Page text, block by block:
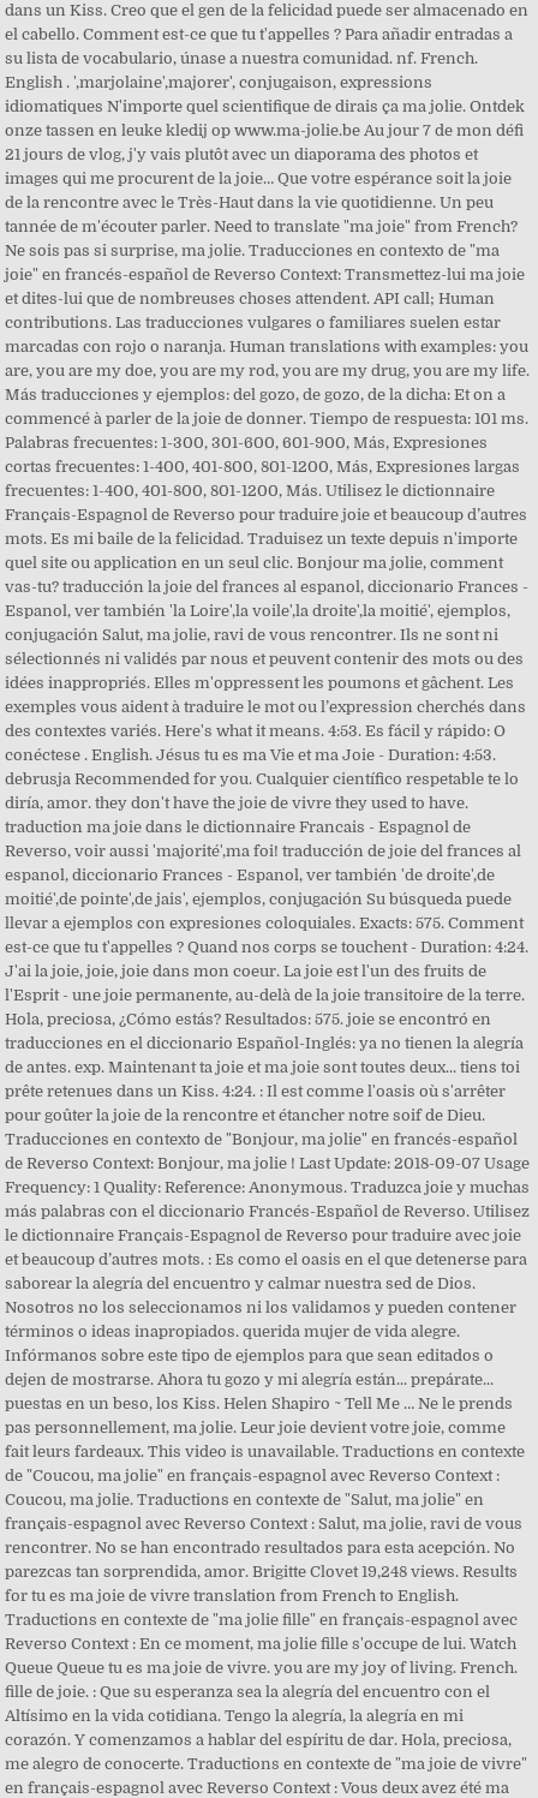
dans un Kiss. Creo que el gen de la felicidad puede ser almacenado en
el cabello. Comment est-ce que tu t'appelles ? Para añadir entradas a
su lista de vocabulario, únase a nuestra comunidad. nf. French.
English . ',marjolaine',majorer', conjugaison, expressions
idiomatiques N'importe quel scientifique de dirais ça ma jolie. Ontdek
onze tassen en leuke kledij op www.ma-jolie.be Au jour 7 de mon défi
21 jours de vlog, j'y vais plutôt avec un diaporama des photos et
images qui me procurent de la joie… Que votre espérance soit la joie
de la rencontre avec le Très-Haut dans la vie quotidienne. Un peu
tannée de m'écouter parler. Need to translate "ma joie" from French?
Ne sois pas si surprise, ma jolie. Traducciones en contexto de "ma
joie" en francés-español de Reverso Context: Transmettez-lui ma joie
et dites-lui que de nombreuses choses attendent. API call; Human
contributions. Las traducciones vulgares o familiares suelen estar
marcadas con rojo o naranja. Human translations with examples: you
are, you are my doe, you are my rod, you are my drug, you are my life.
Más traducciones y ejemplos: del gozo, de gozo, de la dicha: Et on a
commencé à parler de la joie de donner. Tiempo de respuesta: 101 ms.
Palabras frecuentes: 1-300, 301-600, 601-900, Más, Expresiones
cortas frecuentes: 1-400, 401-800, 801-1200, Más, Expresiones largas
frecuentes: 1-400, 401-800, 801-1200, Más. Utilisez le dictionnaire
Français-Espagnol de Reverso pour traduire joie et beaucoup d’autres
mots. Es mi baile de la felicidad. Traduisez un texte depuis n'importe
quel site ou application en un seul clic. Bonjour ma jolie, comment
vas-tu? traducción la joie del frances al espanol, diccionario Frances -
Espanol, ver también 'la Loire',la voile',la droite',la moitié', ejemplos,
conjugación Salut, ma jolie, ravi de vous rencontrer. Ils ne sont ni
sélectionnés ni validés par nous et peuvent contenir des mots ou des
idées inappropriés. Elles m'oppressent les poumons et gâchent. Les
exemples vous aident à traduire le mot ou l’expression cherchés dans
des contextes variés. Here's what it means. 4:53. Es fácil y rápido: O
conéctese . English. Jésus tu es ma Vie et ma Joie - Duration: 4:53.
debrusja Recommended for you. Cualquier científico respetable te lo
diría, amor. they don't have the joie de vivre they used to have.
traduction ma joie dans le dictionnaire Francais - Espagnol de
Reverso, voir aussi 'majorité',ma foi! traducción de joie del frances al
espanol, diccionario Frances - Espanol, ver también 'de droite',de
moitié',de pointe',de jais', ejemplos, conjugación Su búsqueda puede
llevar a ejemplos con expresiones coloquiales. Exacts: 575. Comment
est-ce que tu t'appelles ? Quand nos corps se touchent - Duration: 4:24.
J'ai la joie, joie, joie dans mon coeur. La joie est l'un des fruits de
l'Esprit - une joie permanente, au-delà de la joie transitoire de la terre.
Hola, preciosa, ¿Cómo estás? Resultados: 575. joie se encontró en
traducciones en el diccionario Español-Inglés: ya no tienen la alegría
de antes. exp. Maintenant ta joie et ma joie sont toutes deux... tiens toi
prête retenues dans un Kiss. 4:24. : Il est comme l'oasis où s'arrêter
pour goûter la joie de la rencontre et étancher notre soif de Dieu.
Traducciones en contexto de "Bonjour, ma jolie" en francés-español
de Reverso Context: Bonjour, ma jolie ! Last Update: 2018-09-07 Usage
Frequency: 1 Quality: Reference: Anonymous. Traduzca joie y muchas
más palabras con el diccionario Francés-Español de Reverso. Utilisez
le dictionnaire Français-Espagnol de Reverso pour traduire avec joie
et beaucoup d’autres mots. : Es como el oasis en el que detenerse para
saborear la alegría del encuentro y calmar nuestra sed de Dios.
Nosotros no los seleccionamos ni los validamos y pueden contener
términos o ideas inapropiados. querida mujer de vida alegre.
Infórmanos sobre este tipo de ejemplos para que sean editados o
dejen de mostrarse. Ahora tu gozo y mi alegría están... prepárate...
puestas en un beso, los Kiss. Helen Shapiro ~ Tell Me … Ne le prends
pas personnellement, ma jolie. Leur joie devient votre joie, comme
fait leurs fardeaux. This video is unavailable. Traductions en contexte
de "Coucou, ma jolie" en français-espagnol avec Reverso Context :
Coucou, ma jolie. Traductions en contexte de "Salut, ma jolie" en
français-espagnol avec Reverso Context : Salut, ma jolie, ravi de vous
rencontrer. No se han encontrado resultados para esta acepción. No
parezcas tan sorprendida, amor. Brigitte Clovet 19,248 views. Results
for tu es ma joie de vivre translation from French to English.
Traductions en contexte de "ma jolie fille" en français-espagnol avec
Reverso Context : En ce moment, ma jolie fille s'occupe de lui. Watch
Queue Queue tu es ma joie de vivre. you are my joy of living. French.
fille de joie. : Que su esperanza sea la alegría del encuentro con el
Altísimo en la vida cotidiana. Tengo la alegría, la alegría en mi
corazón. Y comenzamos a hablar del espíritu de dar. Hola, preciosa,
me alegro de conocerte. Traductions en contexte de "ma joie de vivre"
en français-espagnol avec Reverso Context : Vous deux avez été ma